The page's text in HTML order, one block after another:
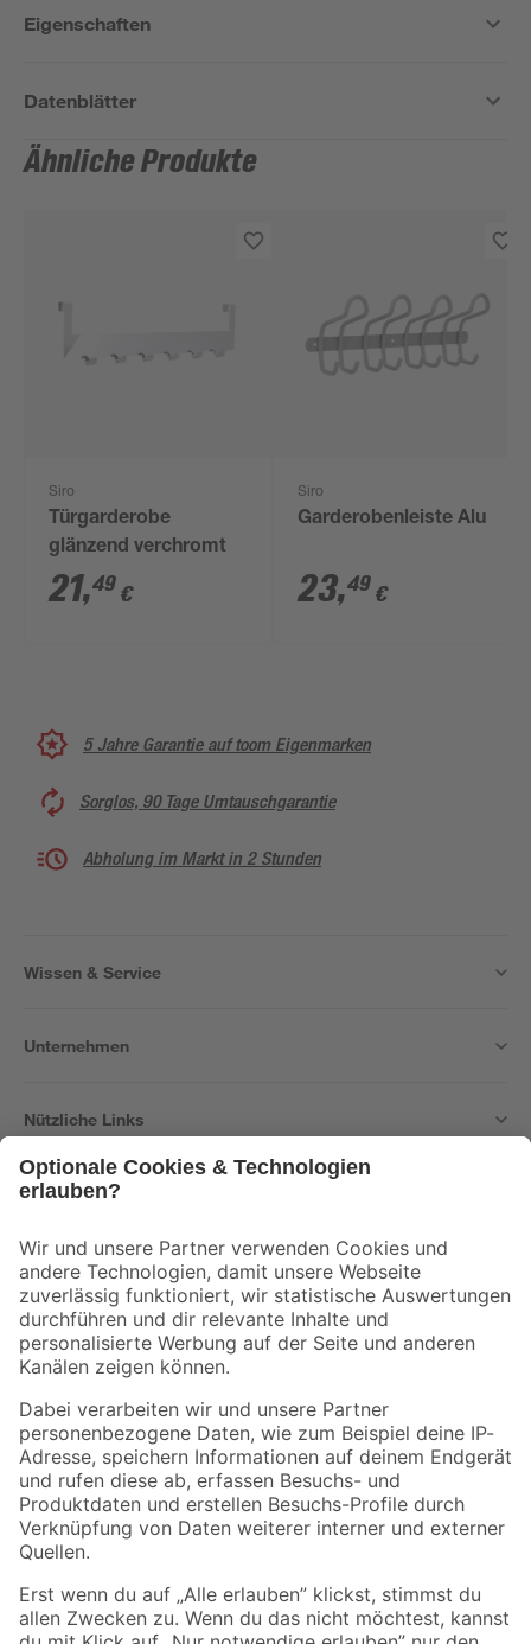
Eigenschaften
Datenblätter
Ähnliche Produkte
Siro
Türgarderobe
glänzend verchromt
21,49 €
Siro
Garderobenleiste Alu
23,49 €
5 Jahre Garantie auf toom Eigenmarken
Sorglos, 90 Tage Umtauschgarantie
Abholung im Markt in 2 Stunden
Wissen & Service
Unternehmen
Nützliche Links
Der toom Newsletter: Keine Angebote und Aktionen mehr verpassen!
Zur Newsletter Anmeldung
Folge uns
Zahlungsarten Versandarten
Sicher einkaufen